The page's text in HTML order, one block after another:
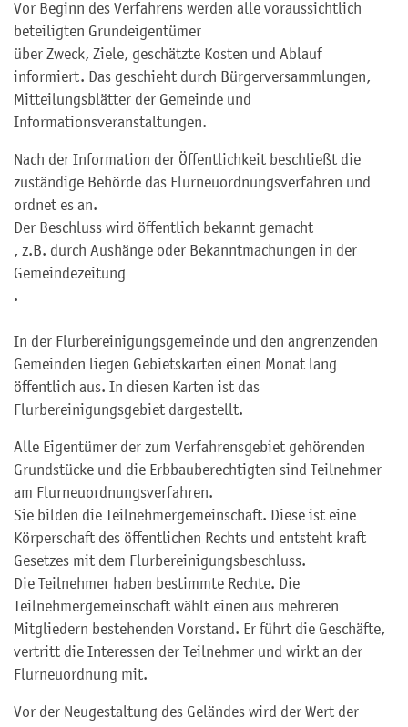
Vor Beginn des Verfahrens werden alle voraussichtlich
beteiligten Grundeigentümer
über Zweck, Ziele, geschätzte Kosten und Ablauf
informiert. Das geschieht durch Bürgerversammlungen,
Mitteilungsblätter der Gemeinde und
Informationsveranstaltungen.
Nach der Information der Öffentlichkeit beschließt die
zuständige Behörde das Flurneuordnungsverfahren und
ordnet es an.
Der Beschluss wird öffentlich bekannt gemacht
, z.B. durch Aushänge oder Bekanntmachungen in der
Gemeindezeitung
.
In der Flurbereinigungsgemeinde und den angrenzenden
Gemeinden liegen Gebietskarten einen Monat lang
öffentlich aus. In diesen Karten ist das
Flurbereinigungsgebiet dargestellt.
Alle Eigentümer der zum Verfahrensgebiet gehörenden
Grundstücke und die Erbbauberechtigten sind Teilnehmer
am Flurneuordnungsverfahren.
Sie bilden die Teilnehmergemeinschaft. Diese ist eine
Körperschaft des öffentlichen Rechts und entsteht kraft
Gesetzes mit dem Flurbereinigungsbeschluss.
Die Teilnehmer haben bestimmte Rechte. Die
Teilnehmergemeinschaft wählt einen aus mehreren
Mitgliedern bestehenden Vorstand. Er führt die Geschäfte,
vertritt die Interessen der Teilnehmer und wirkt an der
Flurneuordnung mit.
Vor der Neugestaltung des Geländes wird der Wert der